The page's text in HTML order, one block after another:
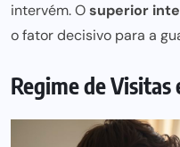
intervém. Osuperior
o fator decisivo para a
Regime de